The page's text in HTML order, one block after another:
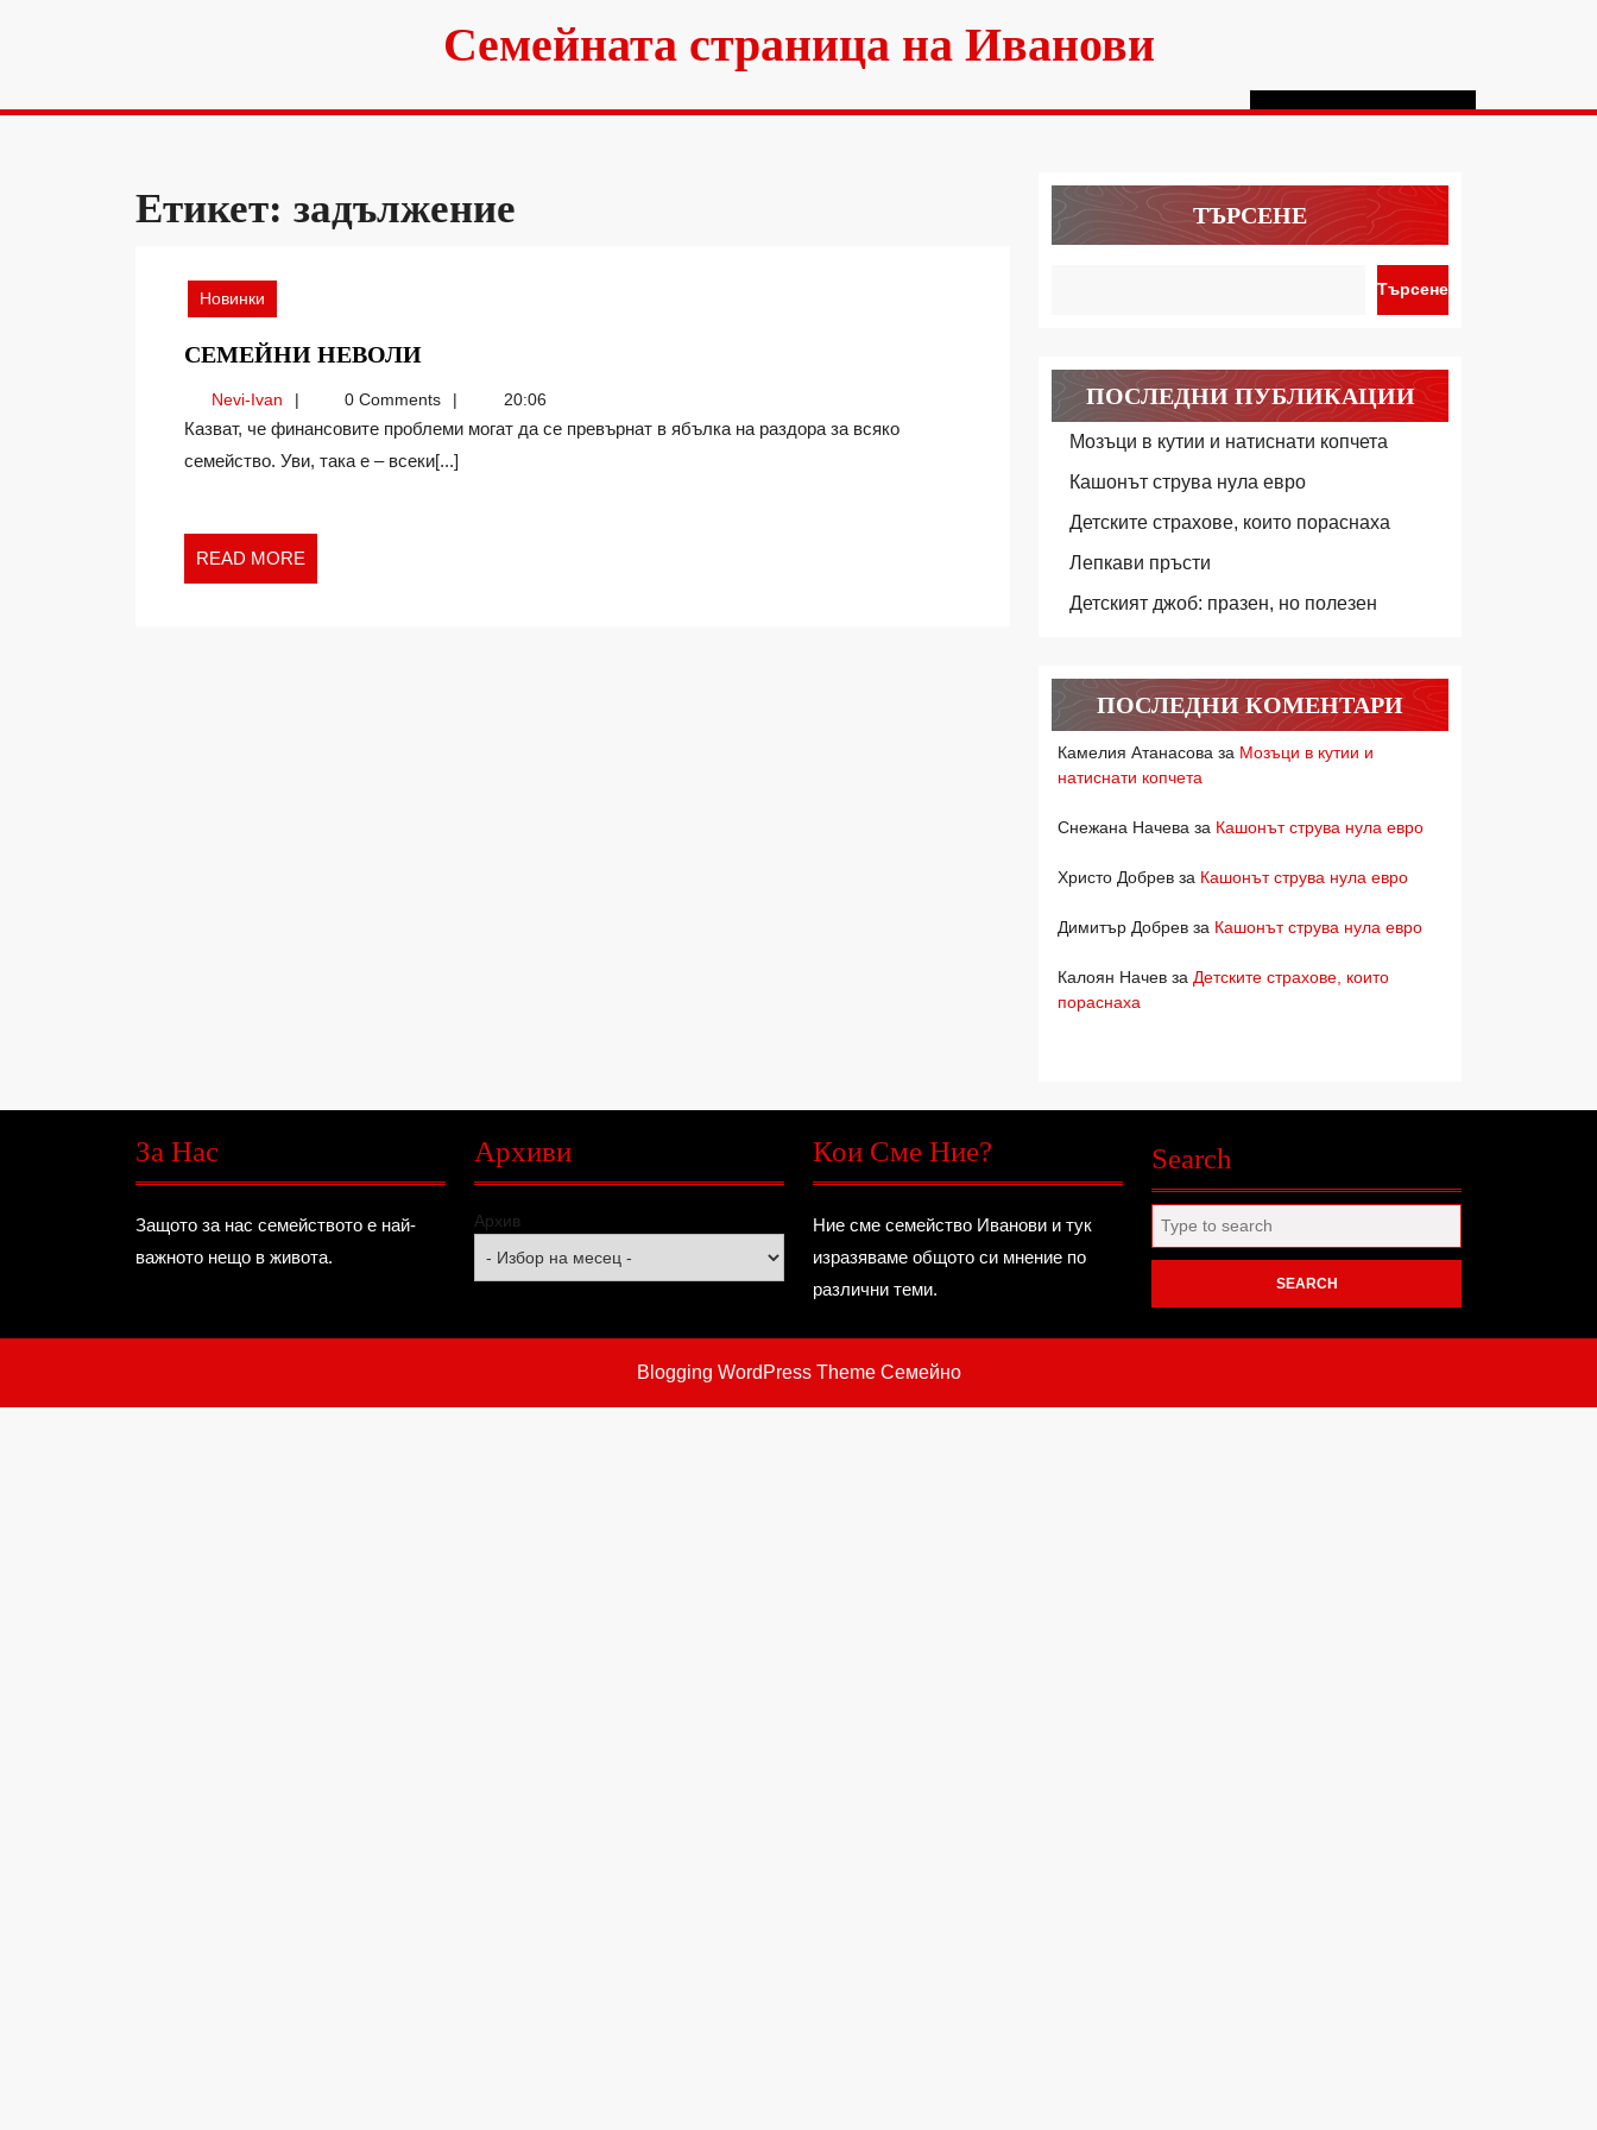
Семейната страница на Иванови
Етикет: задължение
Новинки
СЕМЕЙНИ НЕВОЛИСЕМЕЙНИ
Nevi-IvanNevi-
Ivan
0 Comments 20:06
Казват, че финансовите проблеми могат да се превърнат в ябълка на раздора за всяко
семейство. Уви, така е – всеки[...]
READ MORE
MORE
ТЪРСЕНЕ
Търсене
ПОСЛЕДНИ ПУБЛИКАЦИИ
Мозъци в кутии и натиснати копчета
Кашонът струва нула евро
Детските страхове, които пораснаха
Лепкави пръсти
Детският джоб: празен, но полезен
ПОСЛЕДНИ КОМЕНТАРИ
Камелия Атанасова за Мозъци в кутии и
натиснати копчета
Снежана Начева за Кашонът струва нула евро
Христо Добрев за Кашонът струва нула евро
Димитър Добрев за Кашонът струва нула евро
Калоян Начев за Детските страхове, които
пораснаха
За Нас
Защото за нас семейството е най-
важното нещо в живота.
Архиви
Архив
Кои Сме Ние?
Ние сме семейство Иванови и тук
изразяваме общото си мнение по
различни теми.
Search
for:
Blogging WordPress ThemeСемейно